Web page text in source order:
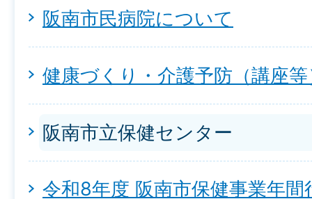
阪南市民病院について
健康づくり・介護予防（講座
阪南市立保健センター
令和8年度 阪南市保健事業年間